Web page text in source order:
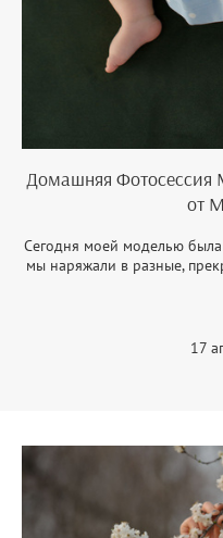
Домашняя Фотосессия
от
Сегодня моей моделью
мы наряжали в разные,
17